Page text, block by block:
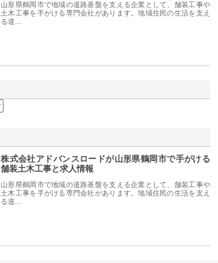
山形県鶴岡市で地域の道路基盤を支える企業として、舗装工事や
土木工事を手がける専門会社があります。地域住民の生活を支え
る道…
株式会社アドバンスロードが山形県鶴岡市で手がける
舗装土木工事と求人情報
山形県鶴岡市で地域の道路基盤を支える企業として、舗装工事や
土木工事を手がける専門会社があります。地域住民の生活を支え
る道…